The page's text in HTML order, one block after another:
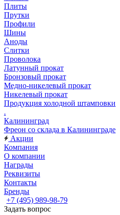
Плиты
Прутки
Профили
Шины
Аноды
Слитки
Проволока
Латунный прокат
Бронзовый прокат
Медно-никелевый прокат
Никелевый прокат
Продукция холодной штамповки
.
Калининград
Фреон со склада в Калининграде
Акции
Компания
О компании
Награды
Реквизиты
Контакты
Бренды
+7 (495) 989-98-79
Задать вопрос